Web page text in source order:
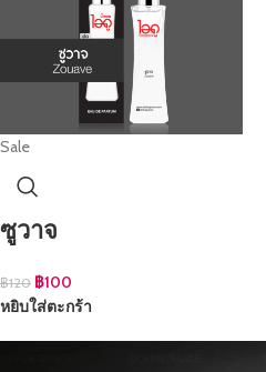
Sale
ซูวาจ
฿120 ฿100
หยิบใส่ตะกร้า